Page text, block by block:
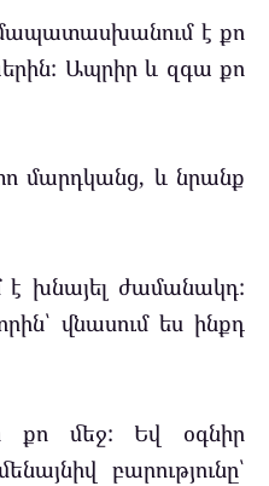
է քո
Ապրիր և զգա քո
մարդկանց, և նրանք
է խնայել ժամանակդ:
վնասում ես ինքդ
քո մեջ: Եվ օգնիր
բարությունը՝